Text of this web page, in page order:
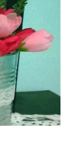
que
mãos de seu
rever seu
passa a
da